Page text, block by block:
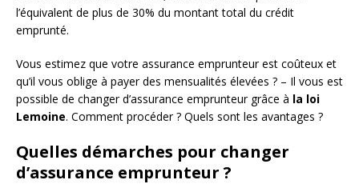
l’équivalent de plus de 30% du montant total du crédit
emprunté.
Vous estimez que votre assurance emprunteur est coûteux et
qu’il vous oblige à payer des mensualités élevées ? – Il vous est
possible de changer d’assurance emprunteur grâce à la loi
Lemoine. Comment procéder ? Quels sont les avantages ?
Quelles démarches pour changer
d’assurance emprunteur ?